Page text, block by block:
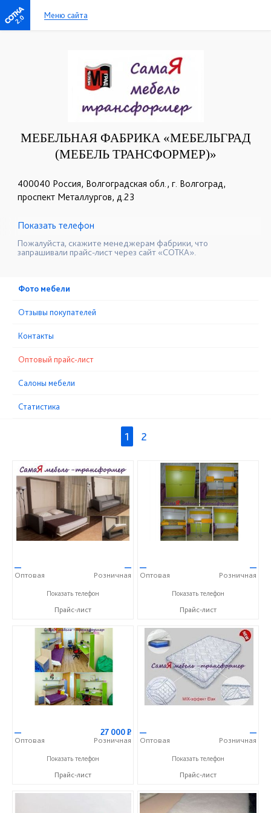
2.0 Меню сайта
МЕБЕЛЬНАЯ ФАБРИКА «МЕБЕЛЬГРАД
(МЕБЕЛЬ ТРАНСФОРМЕР)»
400040 Россия, Волгоградская обл., г. Волгоград,
проспект Металлургов, д.23
☎+7 (917) 338-71-75
Показать телефон
Пожалуйста, скажите менеджерам фабрики, что
запрашивали прайс-лист через сайт «СОТКА».
Фото мебели
Отзывы покупателей
Контакты
Оптовый прайс-лист
Cалоны мебели
Статистика
1 2
—
Оптовая
—
Розничная
+7 (917) 338-71-75
Показать телефон
Прайс-лист
—
Оптовая
—
Розничная
+7 (917) 338-71-75
Показать телефон
Прайс-лист
—
Оптовая
27 000Р
Розничная
+7 (917) 338-71-75
Показать телефон
Прайс-лист
—
Оптовая
—
Розничная
+7 (917) 338-71-75
Показать телефон
Прайс-лист